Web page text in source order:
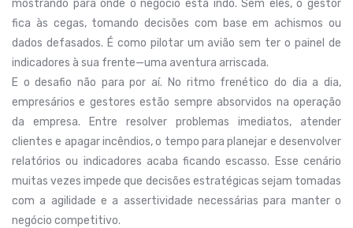
mostrando para onde o negócio está indo. Sem eles, o gestor
fica às cegas, tomando decisões com base em achismos ou
dados defasados. É como pilotar um avião sem ter o painel de
indicadores à sua frente—uma aventura arriscada.
E o desafio não para por aí. No ritmo frenético do dia a dia,
empresários e gestores estão sempre absorvidos na operação
da empresa. Entre resolver problemas imediatos, atender
clientes e apagar incêndios, o tempo para planejar e desenvolver
relatórios ou indicadores acaba ficando escasso. Esse cenário
muitas vezes impede que decisões estratégicas sejam tomadas
com a agilidade e a assertividade necessárias para manter o
negócio competitivo.